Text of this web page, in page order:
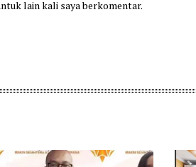
lain kali saya berkomentar.